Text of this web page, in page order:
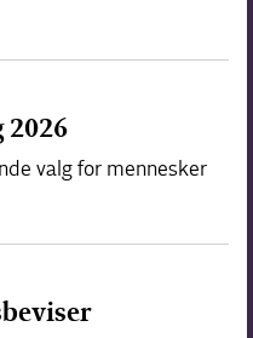
2026
valg for mennesker